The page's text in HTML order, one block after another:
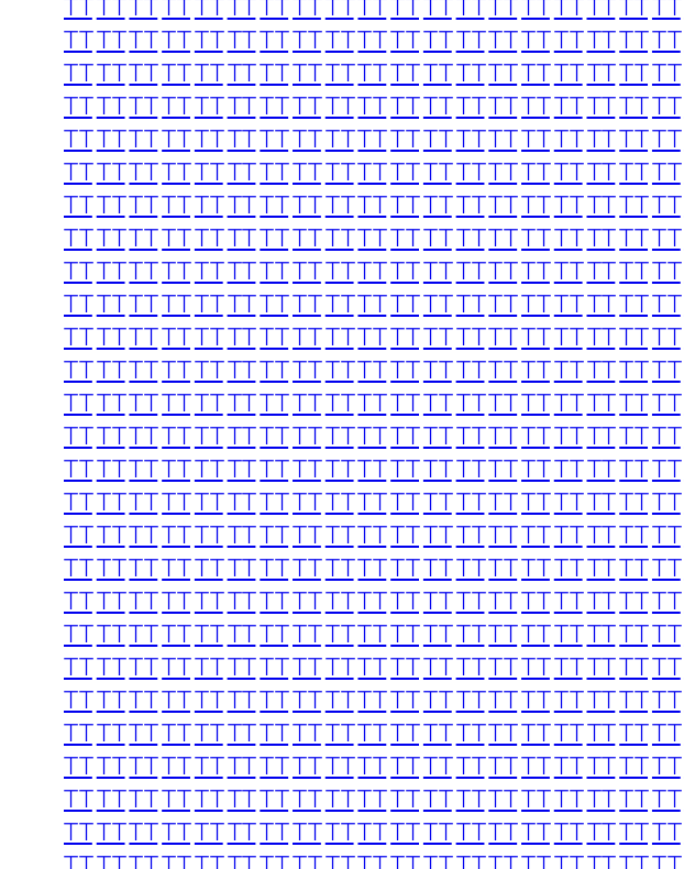
TTTTTTTTTTTTTTTTTTTTTTTTTTTTTTTTTTTTTT
TTTTTTTTTTTTTTTTTTTTTTTTTTTTTTTTTTTTTT
TTTTTTTTTTTTTTTTTTTTTTTTTTTTTTTTTTTTTT
TTTTTTTTTTTTTTTTTTTTTTTTTTTTTTTTTTTTTT
TTTTTTTTTTTTTTTTTTTTTTTTTTTTTTTTTTTTTT
TTTTTTTTTTTTTTTTTTTTTTTTTTTTTTTTTTTTTT
TTTTTTTTTTTTTTTTTTTTTTTTTTTTTTTTTTTTTT
TTTTTTTTTTTTTTTTTTTTTTTTTTTTTTTTTTTTTT
TTTTTTTTTTTTTTTTTTTTTTTTTTTTTTTTTTTTTT
TTTTTTTTTTTTTTTTTTTTTTTTTTTTTTTTTTTTTT
TTTTTTTTTTTTTTTTTTTTTTTTTTTTTTTTTTTTTT
TTTTTTTTTTTTTTTTTTTTTTTTTTTTTTTTTTTTTT
TTTTTTTTTTTTTTTTTTTTTTTTTTTTTTTTTTTTTT
TTTTTTTTTTTTTTTTTTTTTTTTTTTTTTTTTTTTTT
TTTTTTTTTTTTTTTTTTTTTTTTTTTTTTTTTTTTTT
TTTTTTTTTTTTTTTTTTTTTTTTTTTTTTTTTTTTTT
TTTTTTTTTTTTTTTTTTTTTTTTTTTTTTTTTTTTTT
TTTTTTTTTTTTTTTTTTTTTTTTTTTTTTTTTTTTTT
TTTTTTTTTTTTTTTTTTTTTTTTTTTTTTTTTTTTTT
TTTTTTTTTTTTTTTTTTTTTTTTTTTTTTTTTTTTTT
TTTTTTTTTTTTTTTTTTTTTTTTTTTTTTTTTTTTTT
TTTTTTTTTTTTTTTTTTTTTTTTTTTTTTTTTTTTTT
TTTTTTTTTTTTTTTTTTTTTTTTTTTTTTTTTTTTTT
TTTTTTTTTTTTTTTTTTTTTTTTTTTTTTTTTTTTTT
TTTTTTTTTTTTTTTTTTTTTTTTTTTTTTTTTTTTTT
TTTTTTTTTTTTTTTTTTTTTTTTTTTTTTTTTTTTTT